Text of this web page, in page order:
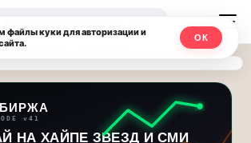
v41
НА ХАЙПЕ ЗВЕЗД И СМИ
файлы куки для авторизации и
ОК